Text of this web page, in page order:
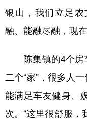
银山，我们立足农
融、能融尽融，现
陈集镇的4个房
二个“家”，很多人
能满足车友健身、
次。“这里很舒服，